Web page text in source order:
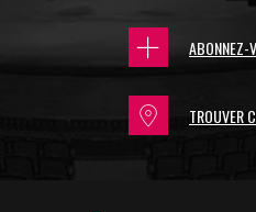
ABONNEZ-
TROUVER